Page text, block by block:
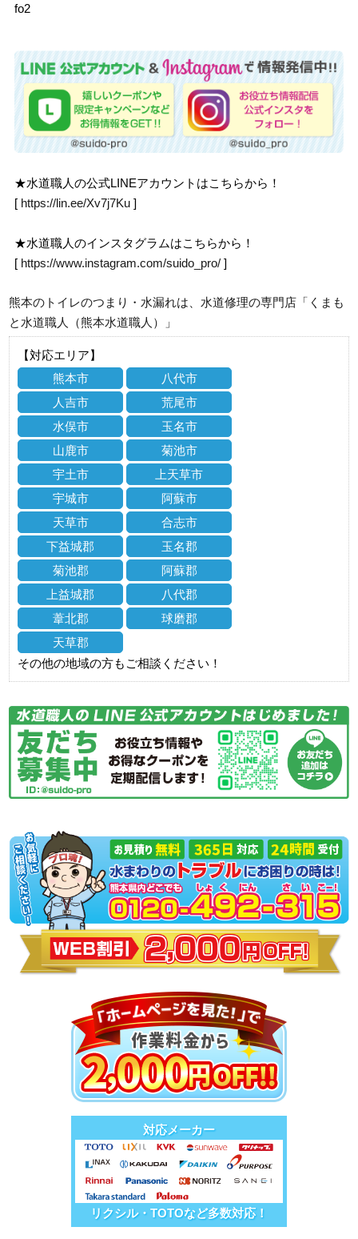
fo2
★水道職人の公式LINEアカウントはこちらから！
[ https://lin.ee/Xv7j7Ku ]
★水道職人のインスタグラムはこちらから！
[ https://www.instagram.com/suido_pro/ ]
熊本のトイレのつまり・水漏れは、水道修理の専門店「くまも
と水道職人（熊本水道職人）」
【対応エリア】
熊本市
八代市
人吉市
荒尾市
水俣市
玉名市
山鹿市
菊池市
宇土市
上天草市
宇城市
阿蘇市
天草市
合志市
下益城郡
玉名郡
菊池郡
阿蘇郡
上益城郡
八代郡
葦北郡
球磨郡
天草郡
その他の地域の方もご相談ください！
対応メーカー
リクシル・TOTOなど多数対応！